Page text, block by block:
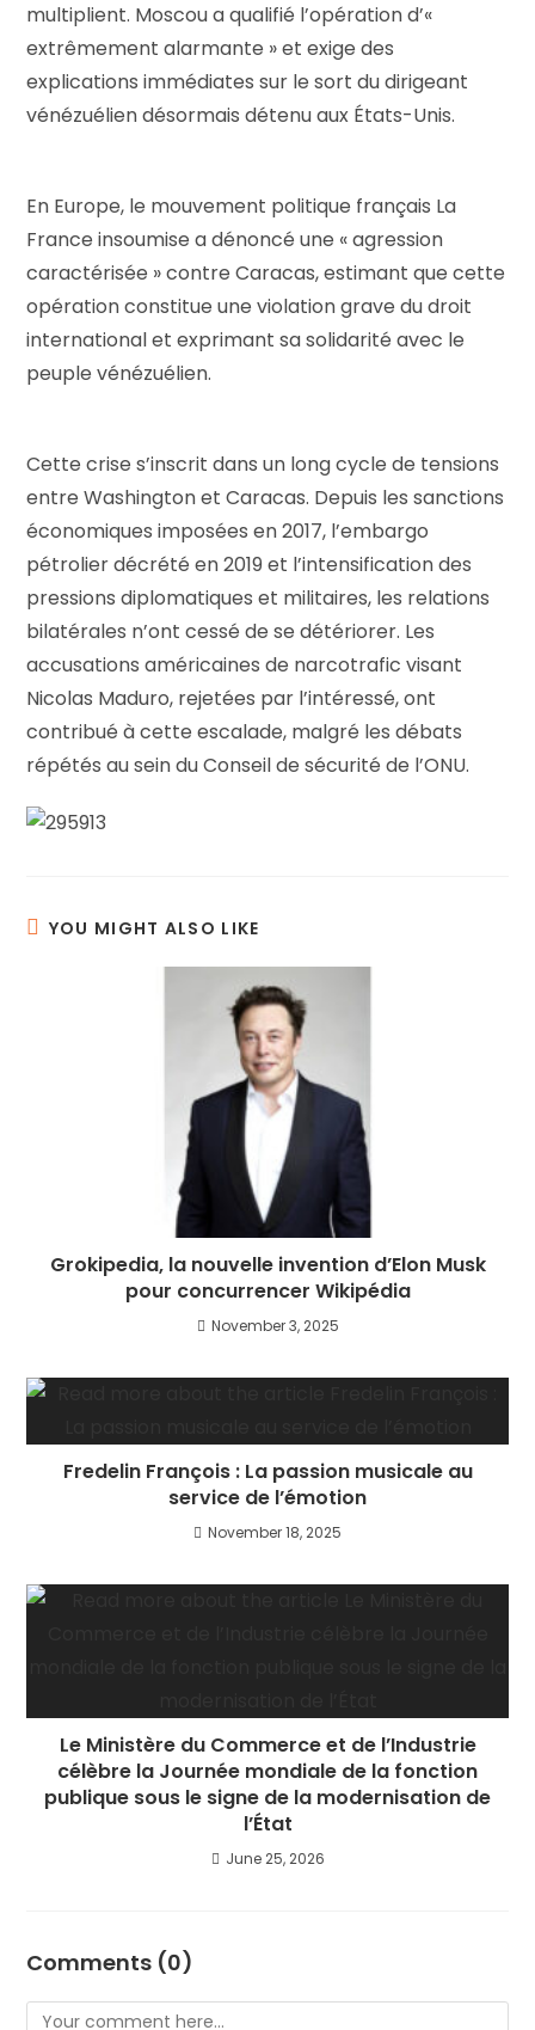
multiplient. Moscou a qualifié l’opération d’«
extrêmement alarmante » et exige des
explications immédiates sur le sort du dirigeant
vénézuélien désormais détenu aux États-Unis.
En Europe, le mouvement politique français La
France insoumise a dénoncé une « agression
caractérisée » contre Caracas, estimant que cette
opération constitue une violation grave du droit
international et exprimant sa solidarité avec le
peuple vénézuélien.
Cette crise s’inscrit dans un long cycle de tensions
entre Washington et Caracas. Depuis les sanctions
économiques imposées en 2017, l’embargo
pétrolier décrété en 2019 et l’intensification des
pressions diplomatiques et militaires, les relations
bilatérales n’ont cessé de se détériorer. Les
accusations américaines de narcotrafic visant
Nicolas Maduro, rejetées par l’intéressé, ont
contribué à cette escalade, malgré les débats
répétés au sein du Conseil de sécurité de l’ONU.
YOU MIGHT ALSO LIKE
Grokipedia, la nouvelle invention d’Elon Musk
pour concurrencer Wikipédia
November 3, 2025
Fredelin François : La passion musicale au
service de l’émotion
November 18, 2025
Le Ministère du Commerce et de l’Industrie
célèbre la Journée mondiale de la fonction
publique sous le signe de la modernisation de
l’État
June 25, 2026
Comments (0)